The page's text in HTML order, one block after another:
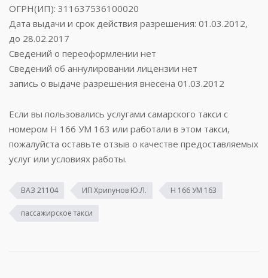
ОГРН(ИП): 311637536100020
Дата выдачи и срок действия разрешения: 01.03.2012,
до 28.02.2017
Сведений о переоформлении нет
Сведений об аннулировании лицензии нет
запись о выдаче разрешения внесена 01.03.2012
Если вы пользовались услугами самарского такси с
номером Н 166 УМ 163 или работали в этом такси,
пожалуйста оставьте отзыв о качестве предоставляемых
услуг или условиях работы.
ВАЗ 21104 ИП Хрипунов Ю.Л. Н 166 УМ 163
пассажирское такси